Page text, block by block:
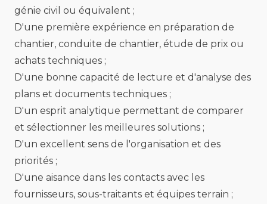
génie civil ou équivalent ;
D'une première expérience en préparation de
chantier, conduite de chantier, étude de prix ou
achats techniques ;
D'une bonne capacité de lecture et d'analyse des
plans et documents techniques ;
D'un esprit analytique permettant de comparer
et sélectionner les meilleures solutions ;
D'un excellent sens de l'organisation et des
priorités ;
D'une aisance dans les contacts avec les
fournisseurs, sous-traitants et équipes terrain ;